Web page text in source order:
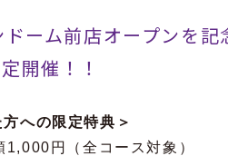
ーム前店オープンを
開催！！
への限定特典＞
1,000円（全コース対象）